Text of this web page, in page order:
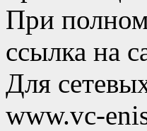
При
ссылка на
Для
www.vc-